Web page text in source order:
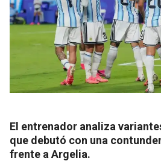
El entrenador analiza
que debutó con una
frente a Argelia.